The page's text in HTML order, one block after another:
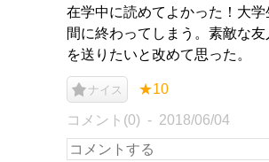
在学中に読めてよかった！大学
間に終わってしまう。素敵な
を送りたいと改めて思った。
ナイス ★10
コメント(0) 2018/06/04